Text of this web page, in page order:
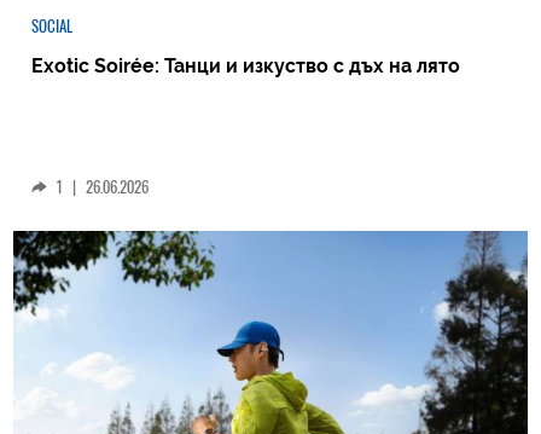
SOCIAL
Exotic Soirée: Танци и изкуство с дъх на лято
1 | 26.06.2026